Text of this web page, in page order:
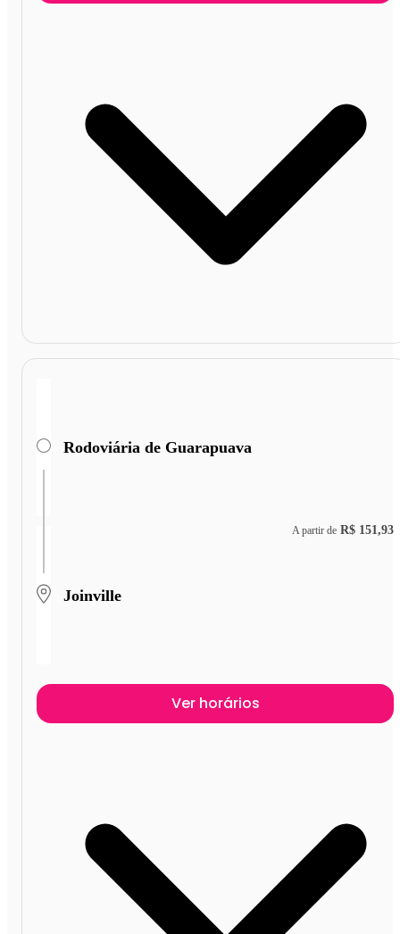
Rodoviária de Guarapuava
Joinville
A partir de R$ 151,93
Ver horários